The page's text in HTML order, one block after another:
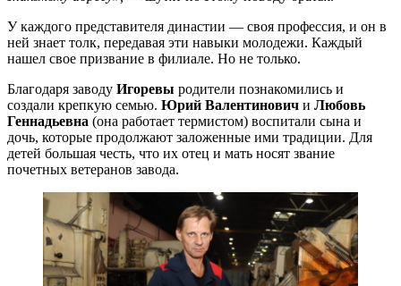
У каждого представителя династии — своя профессия, и он в
ней знает толк, передавая эти навыки молодежи. Каждый
нашел свое призвание в филиале. Но не только.
Благодаря заводу Игоревы родители познакомились и
создали крепкую семью. Юрий Валентинович и Любовь
Геннадьевна (она работает термистом) воспитали сына и
дочь, которые продолжают заложенные ими традиции. Для
детей большая честь, что их отец и мать носят звание
почетных ветеранов завода.